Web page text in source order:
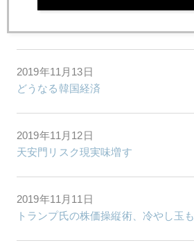
2019年11月14日
2019年11月13日
どうなる韓国経済
2019年11月12日
天安門リスク現実味増す
2019年11月11日
トランプ氏の株価操縦術、冷やし玉も